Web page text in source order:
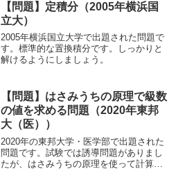
【問題】定積分（2005年横浜国
立大）
2005年横浜国立大学で出題された問題で
す。標準的な置換積分です。しっかりと
解けるようにしましょう。
【問題】はさみうちの原理で級数
の値を求める問題（2020年東邦
大（医））
2020年の東邦大学・医学部で出題された
問題です。試験では誘導問題がありまし
たが、はさみうちの原理を使って計算で